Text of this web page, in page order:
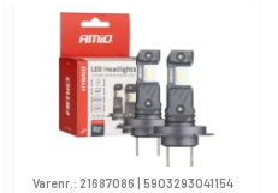
Varenr.: 21687086 | 5903293041154